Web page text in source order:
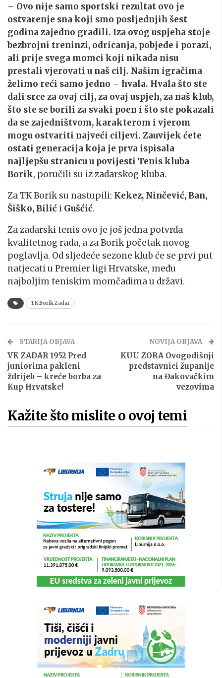
– Ovo nije samo sportski rezultat ovo je
ostvarenje sna koji smo posljednjih šest
godina zajedno gradili. Iza ovog uspjeha stoje
bezbrojni treninzi, odricanja, pobjede i porazi,
ali prije svega momci koji nikada nisu
prestali vjerovati u naš cilj. Našim igračima
želimo reći samo jedno – hvala. Hvala što ste
dali srce za ovaj cilj, za ovaj uspjeh, za naš klub,
što ste se borili za svaki poen i što ste pokazali
da se zajedništvom, karakterom i vjerom
mogu ostvariti najveći ciljevi. Zauvijek ćete
ostati generacija koja je prva ispisala
najljepšu stranicu u povijesti Tenis kluba
Borik, poručili su iz zadarskog kluba.
Za TK Borik su nastupili: Kekez, Ninčević, Ban,
Šiško, Bilić i Gušćić.
Za zadarski tenis ovo je još jedna potvrda
kvalitetnog rada, a za Borik početak novog
poglavlja. Od sljedeće sezone klub će se prvi put
natjecati u Premier ligi Hrvatske, među
najboljim teniskim momčadima u državi.
TK Borik Zadar
STARIJA OBJAVA
VK ZADAR 1952 Pred
juniorima pakleni
ždrijeb – kreće borba za
Kup Hrvatske!
NOVIJA OBJAVA
KUU ZORA Ovogodišnji
predstavnici županije
na Đakovačkim
vezovima
Kažite što mislite o ovoj temi